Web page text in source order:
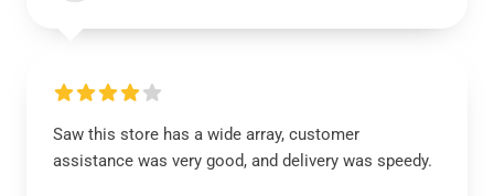
Saw this store has a wide array, customer
assistance was very good, and delivery was speedy.